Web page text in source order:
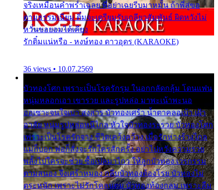
จริงเหมือนคำพร่ำเฉลย พี่อย่าเฉยรีบมาหมั้น ถ้าพี่สู่ขอ
ตามธรรมเนียม ติ๋มจะเตรียมรับเกลียวสัมพันธ์ ผิดหวังไม่
หวั่นขอยอมได้เคียง
รักติ๋มแน่หรือ - หงษ์ทอง ดาวอุดร (KARAOKE)
36 views • 10.07.2569
บัวทองโศก เพราะเป็นโรครักรุม ในอกกลัดกลุ้ม โดนแฟน
หนุ่มหลอกเอา เขารวย และรูปหล่อ มาพะเน้าพะนอ
ออเซาะจนใจเบา สงสาร บัวทองเศร้า น้ำตาคลอเบ้า เฝ้า
อาลัย หนุ่มรูปหล่อหนีไกล หัวใจบัวทองระรวย บัวทองโศก
เพราะเป็นโรครักจาง ชีวิตเคว้งคว้าง เมื่อรักห่างร้างไกล
แม่ก็บอก พ่อก็สั่งจะรักใครสักครั้ง อย่าไปหวังความรวย
พลั้งไปใครจะช่วย ซื้อเปลมาไกว ให้ลูกบัวทอง เวรกรรม
ตามสนอง จึงเศร้าหมอง กลีบบัวทองต้องโรย บัวทองไม่
ตระหนัก เพราะไม่รักโคลนตม บัวทองท้องกลม เพราะลืม